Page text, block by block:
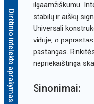
Dirbtinio intelekto aprašymas
ilgaamžiškumu.
stabilų ir aiškų
Universali
viduje, o
pastangas.
nepriekaištinga
Sinonimai: